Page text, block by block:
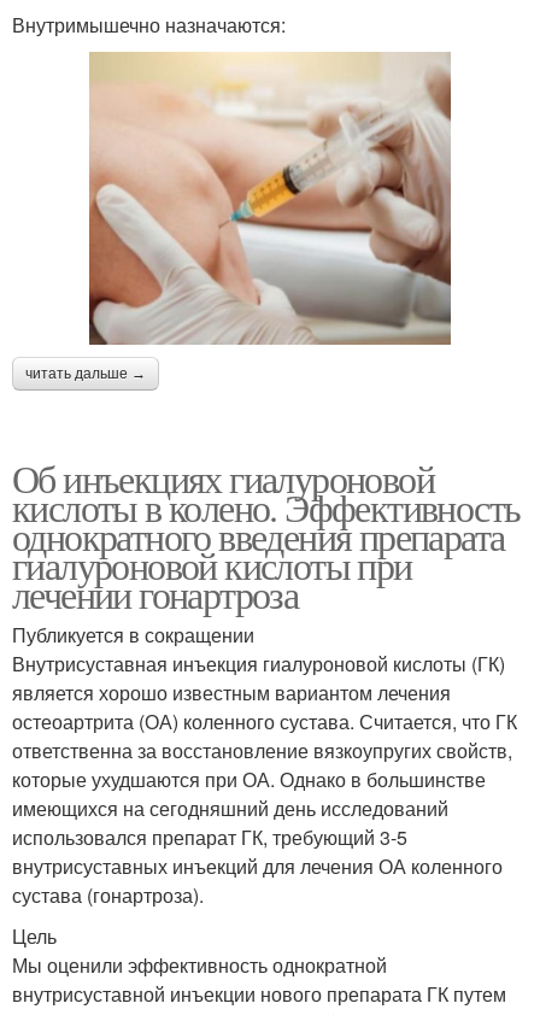
Внутримышечно назначаются:
читать дальше →
Об инъекциях гиалуроновой
кислоты в колено. Эффективность
однократного введения препарата
гиалуроновой кислоты при
лечении гонартроза
Публикуется в сокращении
Внутрисуставная инъекция гиалуроновой кислоты (ГК)
является хорошо известным вариантом лечения
остеоартрита (ОА) коленного сустава. Считается, что ГК
ответственна за восстановление вязкоупругих свойств,
которые ухудшаются при ОА. Однако в большинстве
имеющихся на сегодняшний день исследований
использовался препарат ГК, требующий 3-5
внутрисуставных инъекций для лечения ОА коленного
сустава (гонартроза).
Цель
Мы оценили эффективность однократной
внутрисуставной инъекции нового препарата ГК путем